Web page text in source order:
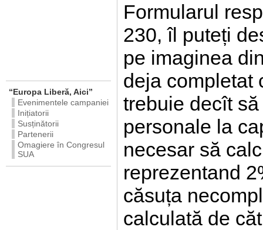
“Europa Liberă, Aici”
Evenimentele campaniei
Inițiatorii
Susținătorii
Partenerii
Omagiere în Congresul
SUA
Formularul
230, îl puteți
pe imaginea
deja completat
trebuie decît
personale la
necesar să
reprezentand
căsuța
calculată de